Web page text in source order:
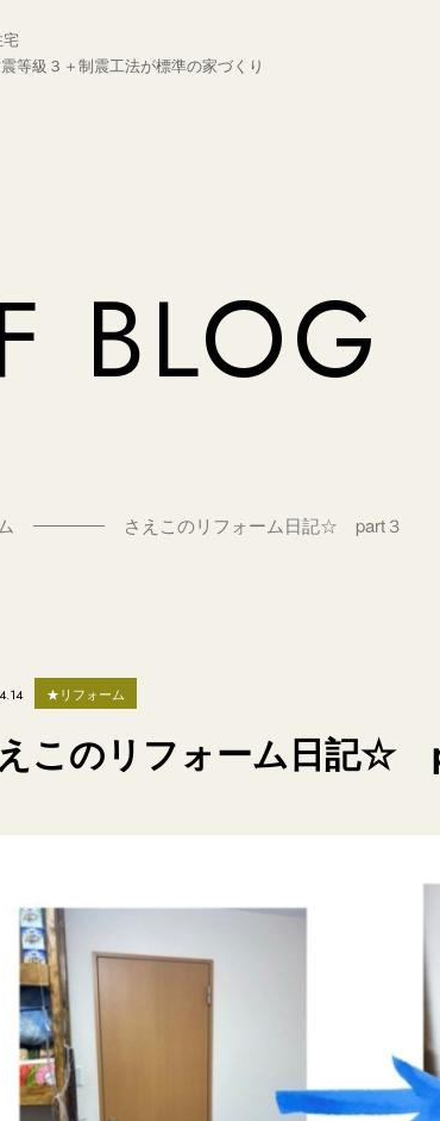
等級３＋制震工法が標準の家づくり
BLOG
さえこのリフォーム日記☆ part３
★リフォーム
このリフォーム日記☆